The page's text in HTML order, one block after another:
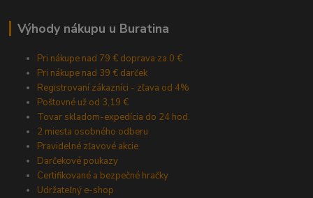
Výhody nákupu u Buratina
Pri nákupe nad 79 € doprava za 0 €
Pri nákupe nad 39 € darček
Registrovaní zákazníci - zľava od 4%
Poštovné už od 3,19 €
Tovar skladom-expedícia do 24 hod.
2 miesta osobného odberu
Pravidelné zľavové akcie
Darčekové poukazy
Certifikované a bezpečné hračky
Udržateľný e-shop